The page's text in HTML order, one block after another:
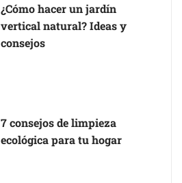
¿Cómo hacer un jardín
vertical natural? Ideas y
consejos
7 consejos de limpieza
ecológica para tu hogar